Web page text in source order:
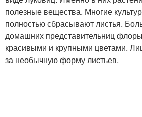
полезные вещества. Многие
полностью сбрасывают листья.
домашних представительниц
красивыми и крупными цветами.
за необычную форму листьев.